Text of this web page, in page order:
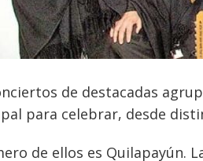
de destacadas
para celebrar, desde
de ellos es Quilapayún.